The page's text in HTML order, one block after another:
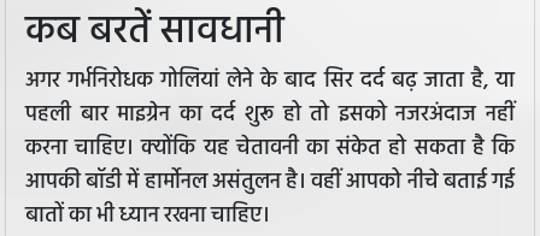
कब बरतें सावधानी
अगर गर्भनिरोधक गोलियां लेने के बाद सिर दर्द बढ़ जाता है, या
पहली बार माइग्रेन का दर्द शुरू हो तो इसको नजरअंदाज नहीं
करना चाहिए। क्योंकि यह चेतावनी का संकेत हो सकता है कि
आपकी बॉडी में हार्मोनल असंतुलन है। वहीं आपको नीचे बताई गई
बातों का भी ध्यान रखना चाहिए।